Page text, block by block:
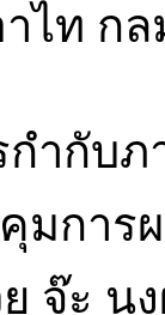
ไท ก
กำกับ
มการ
จ๊ะ น